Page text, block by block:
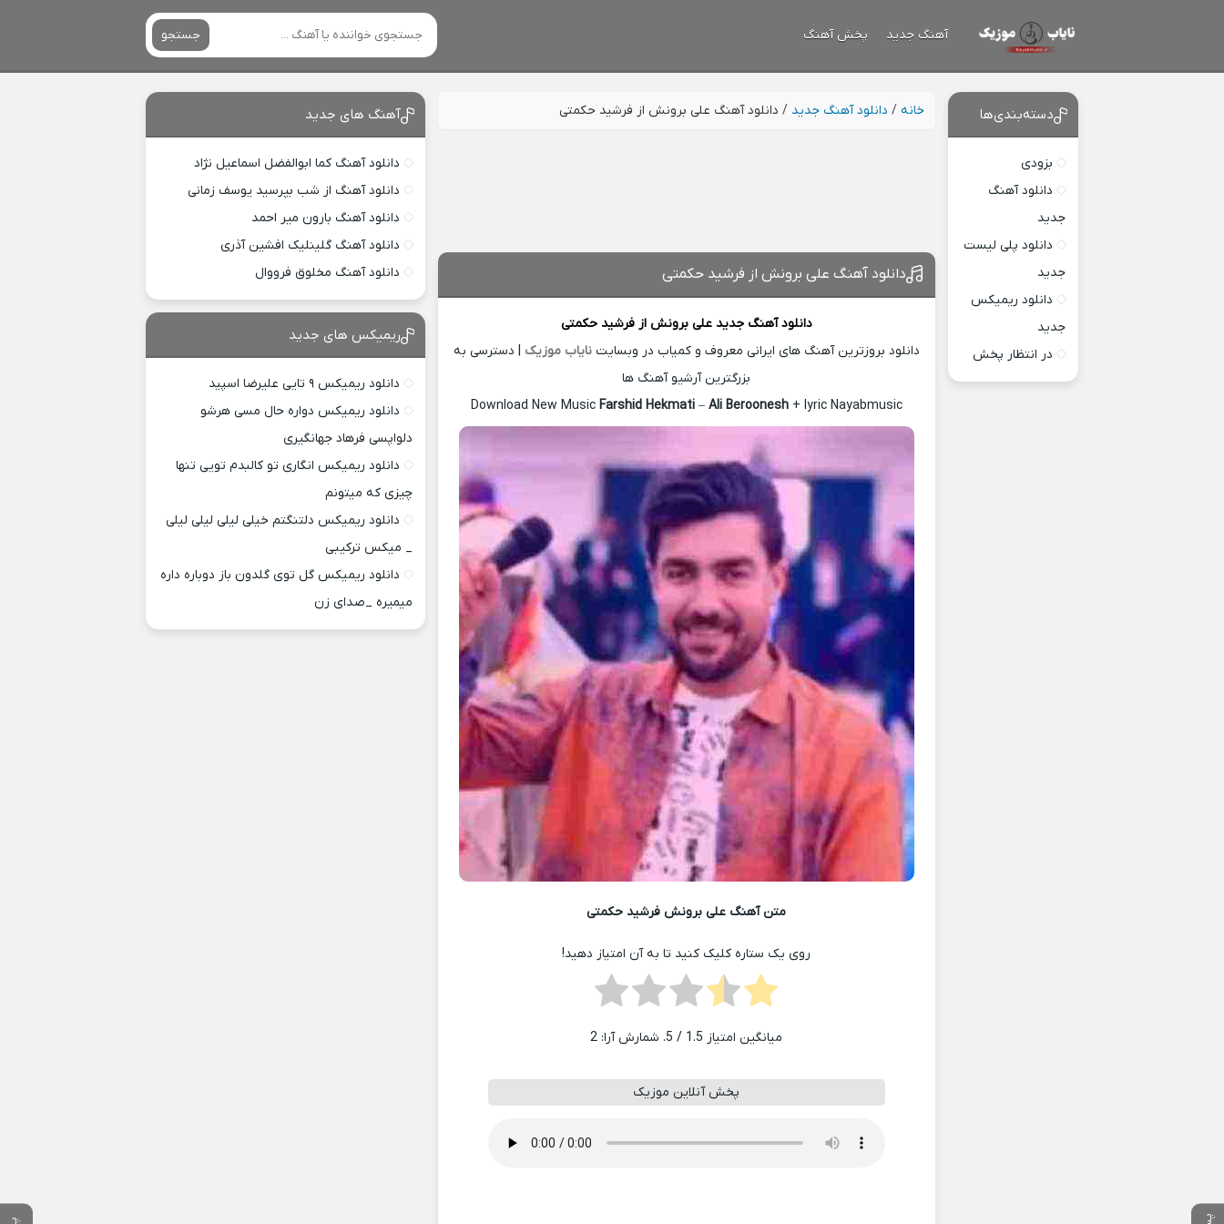
آهنگ جدید پخش آهنگ جستجو
خانه / دانلود آهنگ جدید / دانلود آهنگ علی برونش از فرشید حکمتی
دانلود آهنگ علی برونش از فرشید حکمتی
دانلود آهنگ جدید علی برونش ازفرشید حکمتی
دانلود بروزترین آهنگ های ایرانی معروف و کمیاب در وبسایتنایاب موزیک | دسترسی به
بزرگترین آرشیو آهنگ ها
Download New Music Farshid Hekmati– Ali Beroonesh+ lyric Nayabmusic
متن آهنگ علی برونش فرشید حکمتی
روی یک ستاره کلیک کنید تا به آن امتیاز دهید!
میانگین امتیاز 1.5 / 5. شمارش آرا: 2
پخش آنلاین موزیک
دسته‌بندی‌ها
بزودی
دانلود آهنگ
جدید
دانلود پلی لیست
جدید
دانلود ریمیکس
جدید
در انتظار پخش
آهنگ های جدید
دانلود آهنگ کما ابوالفضل اسماعیل نژاد
دانلود آهنگ از شب بپرسید یوسف زمانی
دانلود آهنگ بارون میر احمد
دانلود آهنگ گلینلیک افشین آذری
دانلود آهنگ مخلوق فرووال
ریمیکس های جدید
دانلود ریمیکس ۹ تایی علیرضا اسپید
دانلود ریمیکس دواره حال مسی هرشو
دلواپسی فرهاد جهانگیری
دانلود ریمیکس انگاری تو کالبدم تویی تنها
چیزی که میتونم
دانلود ریمیکس دلتنگتم خیلی لیلی لیلی لیلی
_ میکس ترکیبی
دانلود ریمیکس گل توی گلدون باز دوباره داره
میمیره _صدای زن